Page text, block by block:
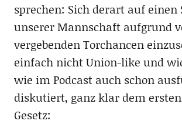
sprechen: Sich derart auf einen
unserer Mannschaft aufgrund
vergebenden Torchancen
einfach nicht Union-like und
wie im Podcast auch schon
diskutiert, ganz klar dem ersten
Gesetz: